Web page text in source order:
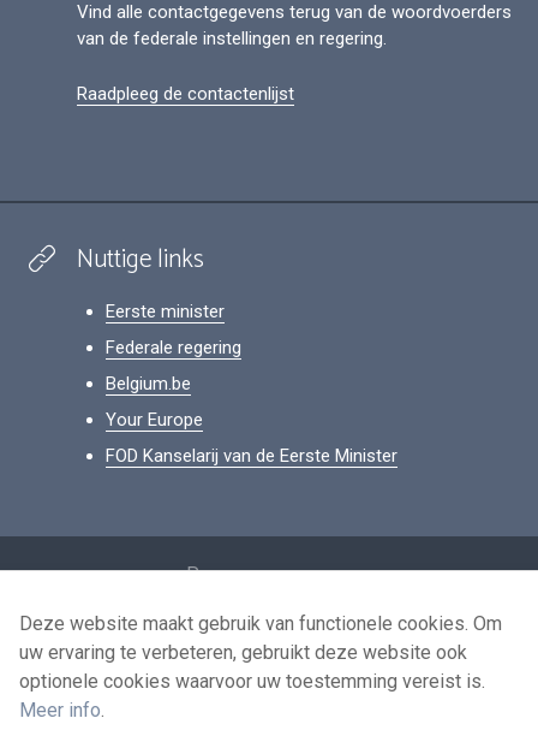
Vind alle contactgegevens terug van de woordvoerders
van de federale instellingen en regering.
Raadpleeg de contactenlijst
Nuttige links
Eerste minister
Federale regering
Belgium.be
Your Europe
FOD Kanselarij van de Eerste Minister
Persoonsgegevens
Voorwaarden voor het hergebruik
Contacteer ons
Deze website maakt gebruik van functionele cookies. Om
uw ervaring te verbeteren, gebruikt deze website ook
optionele cookies waarvoor uw toestemming vereist is.
Meer info.